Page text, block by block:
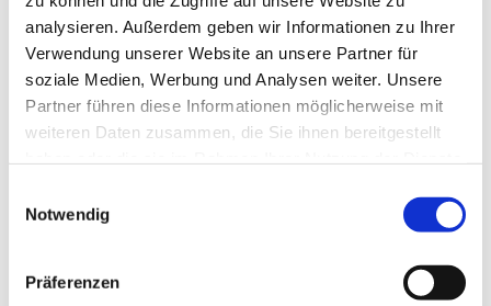
analysieren. Außerdem geben wir Informationen zu Ihrer
Verwendung unserer Website an unsere Partner für
soziale Medien, Werbung und Analysen weiter. Unsere
Partner führen diese Informationen möglicherweise mit
weiteren Daten zusammen, die Sie ihnen bereitgestellt
Notwendig
Präferenzen